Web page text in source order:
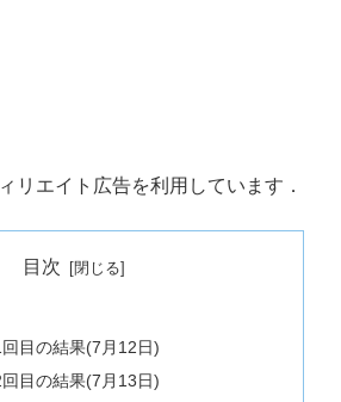
リエイト広告を利用しています．
目次
目の結果(7月12日)
目の結果(7月13日)